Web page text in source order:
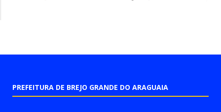
PREFEITURA DE BREJO GRANDE DO ARAGUAIA